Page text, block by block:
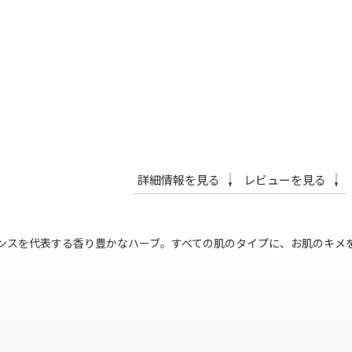
詳細情報を見る レビューを見る
スを代表する香り豊かなハーブ。すべての肌のタイプに、お肌のキメ